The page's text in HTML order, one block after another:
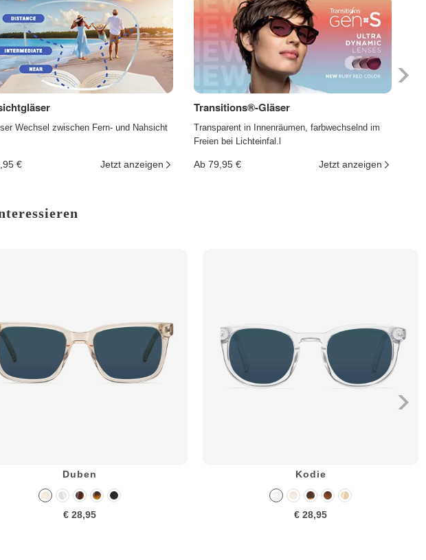
Wechsel zwischen Fern- und Nahsicht
€ Jetzt anzeigen
Transitions®-Gläser
Transparent in Innenräumen, farbwechselnd im
Freien bei Lichteinfal.l
Ab 79,95 € Jetzt anzeigen
Duben
€ 28,95
Kodie
€ 28,95